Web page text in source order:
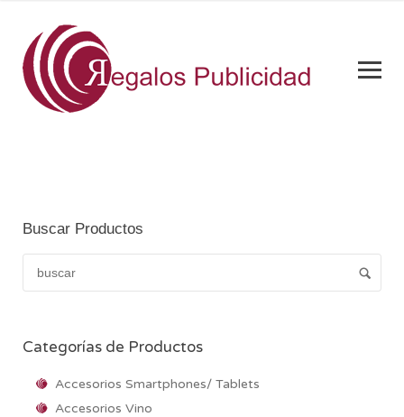
Buscar Productos
Categorías de Productos
Accesorios Smartphones/ Tablets
Accesorios Vino